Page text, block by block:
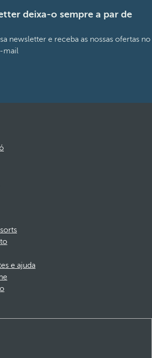
deixa-o sempre a par de
newsletter e receba as nossas ofertas no
mail
e ajuda